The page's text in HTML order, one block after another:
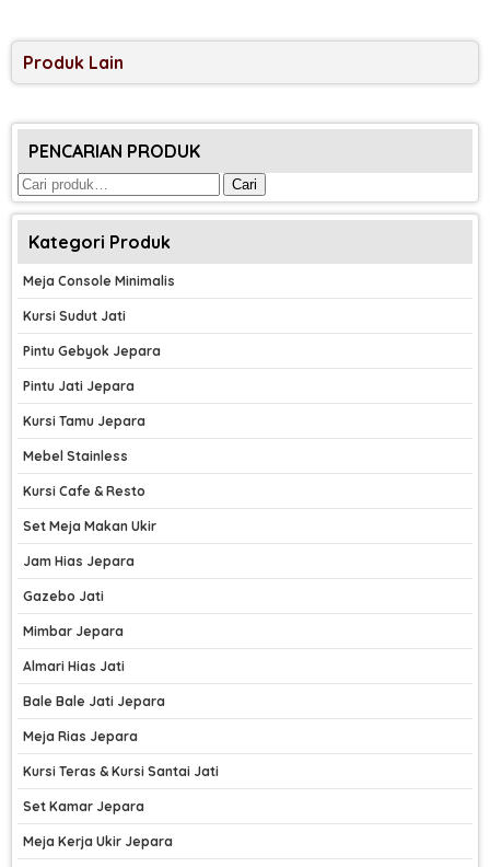
Produk Lain
PENCARIAN PRODUK
Pencarian
untuk:
Cari
Kategori Produk
Meja Console Minimalis
Kursi Sudut Jati
Pintu Gebyok Jepara
Pintu Jati Jepara
Kursi Tamu Jepara
Mebel Stainless
Kursi Cafe & Resto
Set Meja Makan Ukir
Jam Hias Jepara
Gazebo Jati
Mimbar Jepara
Almari Hias Jati
Bale Bale Jati Jepara
Meja Rias Jepara
Kursi Teras & Kursi Santai Jati
Set Kamar Jepara
Meja Kerja Ukir Jepara